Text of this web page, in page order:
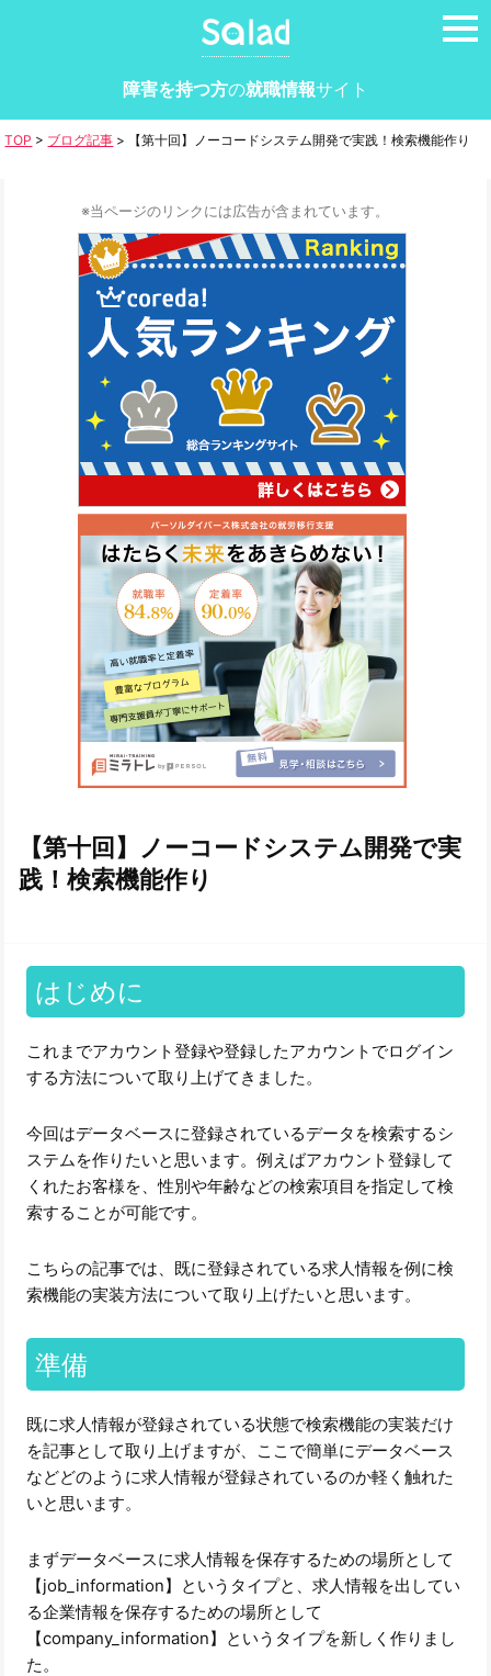
障害を持つ方の就職情報サイト
TOP > ブログ記事 > 【第十回】ノーコードシステム開発で実践！検索機能作り
※当ページのリンクには広告が含まれています。
【第十回】ノーコードシステム開発で実
践！検索機能作り
はじめに
これまでアカウント登録や登録したアカウントでログイン
する方法について取り上げてきました。
今回はデータベースに登録されているデータを検索するシ
ステムを作りたいと思います。例えばアカウント登録して
くれたお客様を、性別や年齢などの検索項目を指定して検
索することが可能です。
こちらの記事では、既に登録されている求人情報を例に検
索機能の実装方法について取り上げたいと思います。
準備
既に求人情報が登録されている状態で検索機能の実装だけ
を記事として取り上げますが、ここで簡単にデータベース
などどのように求人情報が登録されているのか軽く触れた
いと思います。
まずデータベースに求人情報を保存するための場所として
【job_information】というタイプと、求人情報を出してい
る企業情報を保存するための場所として
【company_information】というタイプを新しく作りまし
た。